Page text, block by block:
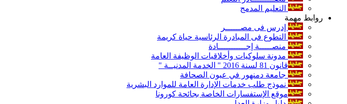
التعليم المدمج
روابط مهمة
إدرس فى مصــــــر
التطوع فى المبادرة الرئاسية حياة كريمة
منصـــــة إجـــــــــــادة
مدونة سلوكيات وأخلاقيات الوظيفة العامة
قانون 81 لسنة 2016 " الخدمة المدنيــة "
جامعة دمنهور في عيون الصحافة
نموذج طلب خدمات الإدارة العامة للموارد البشرية
موقع الإستفسارات الخاصة بجائحة كورونا